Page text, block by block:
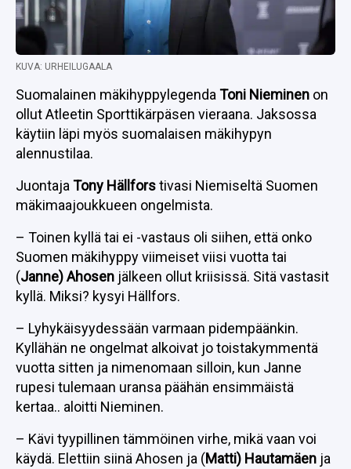
KUVA: URHEILUGAALA
Suomalainen mäkihyppylegenda Toni Nieminen on
ollut Atleetin Sporttikärpäsen vieraana. Jaksossa
käytiin läpi myös suomalaisen mäkihypyn
alennustilaa.
Juontaja Tony Hällforstivasi Niemiseltä Suomen
mäkimaajoukkueen ongelmista.
– Toinen kyllä tai ei -vastaus oli siihen, että onko
Suomen mäkihyppy viimeiset viisi vuotta tai
(Janne) Ahosen jälkeen ollut kriisissä. Sitä vastasit
kyllä. Miksi? kysyi Hällfors.
– Lyhykäisyydessään varmaan pidempäänkin.
Kyllähän ne ongelmat alkoivat jo toistakymmentä
vuotta sitten ja nimenomaan silloin, kun Janne
rupesi tulemaan uransa päähän ensimmäistä
kertaa.. aloitti Nieminen.
– Kävi tyypillinen tämmöinen virhe, mikä vaan voi
käydä. Elettiin siinä Ahosen ja (Matti) Hautamäen ja